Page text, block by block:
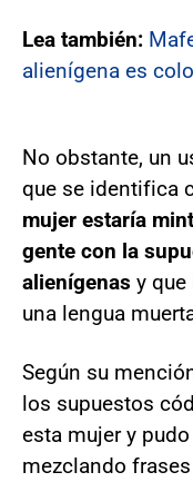
Lea también:
alienígena es
No obstante, un
que se identifica
mujer estaría
gente con la
alienígenas y
una lengua
Según su
los supuestos
esta mujer y
mezclando frases